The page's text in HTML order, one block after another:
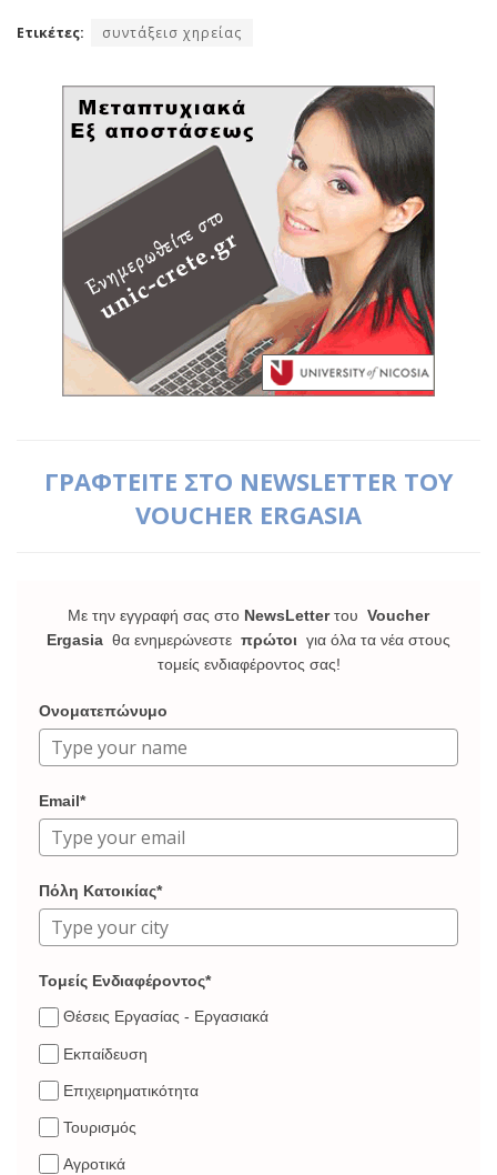
Ετικέτες: συντάξεισ χηρείας
ΓΡΑΦΤΕΙΤΕ ΣΤΟ NEWSLETTER ΤΟΥ
VOUCHER ERGASIA
Με την εγγραφή σας στο NewsLetterτου Voucher
Ergasia θα ενημερώνεστε πρώτοι για όλα τα νέα στους
τομείς ενδιαφέροντος σας!
Ονοματεπώνυμο
Email*
Πόλη Κατοικίας*
Τομείς Ενδιαφέροντος*
Θέσεις Εργασίας - Εργασιακά
Εκπαίδευση
Επιχειρηματικότητα
Τουρισμός
Αγροτικά